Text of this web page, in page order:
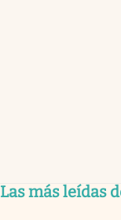
Las más leídas